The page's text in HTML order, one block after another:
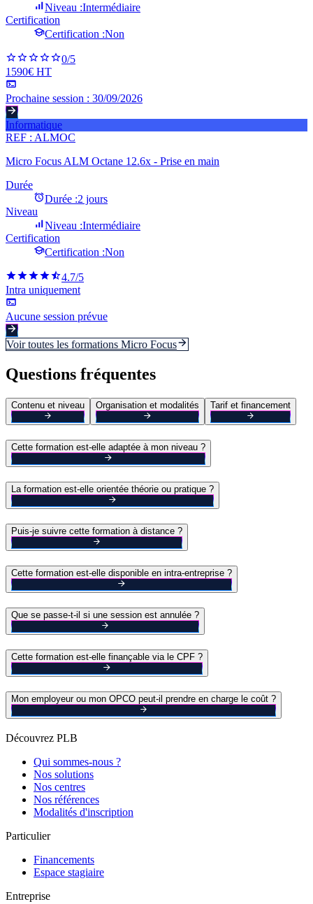
Niveau :Intermédiaire
Certification
Certification :Non
0/5
1590€ HT
Prochaine session : 30/09/2026
Informatique
REF : ALMOC
Micro Focus ALM Octane 12.6x - Prise en main
Durée
Durée :2 jours
Niveau
Niveau :Intermédiaire
Certification
Certification :Non
4.7/5
Intra uniquement
Aucune session prévue
Voir toutes les formations Micro Focus
Questions fréquentes
Contenu et niveau Organisation et modalités Tarif et financement
Cette formation est-elle adaptée à mon niveau ?
La formation est-elle orientée théorie ou pratique ?
Puis-je suivre cette formation à distance ?
Cette formation est-elle disponible en intra-entreprise ?
Que se passe-t-il si une session est annulée ?
Cette formation est-elle finançable via le CPF ?
Mon employeur ou mon OPCO peut-il prendre en charge le coût ?
Découvrez PLB
Qui sommes-nous ?
Nos solutions
Nos centres
Nos références
Modalités d'inscription
Particulier
Financements
Espace stagiaire
Entreprise